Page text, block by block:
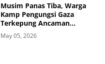
Musim Panas Tiba, Warga
Kamp Pengungsi Gaza
Terkepung Ancaman
Penyakit Kulit
May 05, 2026